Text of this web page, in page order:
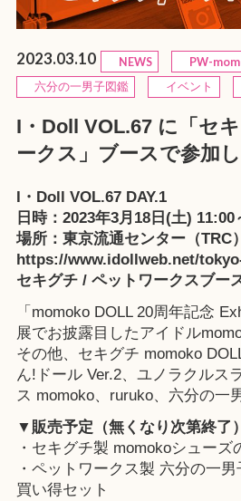
2023.03.10 NEWS PW-
六分の一男子図鑑
イベント
I・Doll VOL.67 に「セ
ークス」ブースで参加し
I・Doll VOL.67 DAY.1
日時：2023年3月18日(土) 11:00
場所：東京流通センター（TRC）
https://www.idollweb.net/
セキグチ / ペットワークスブー
「 momoko DOLL 20周年記念
展でお披露目したアイドル
その他、 セキグチ momoko
ん!ドール Ver.2、ユノラクルス
ス momoko、 ruruko、 六分の一
▼販売予定（無くなり次第終了）
・セキグチ製 momokoシュー
・ペットワークス製 六分の一
買い得セット